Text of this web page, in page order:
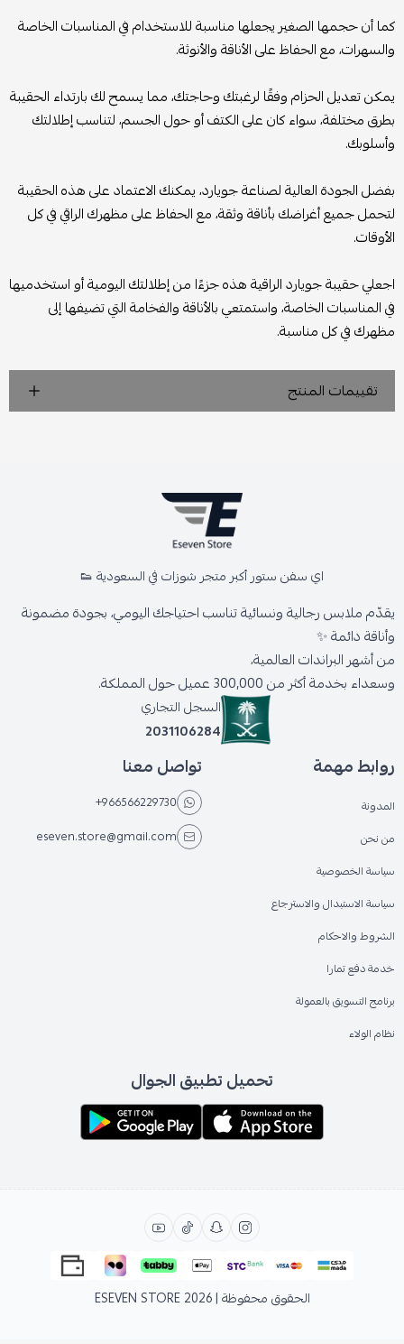
كما أن حجمها الصغير يجعلها مناسبة للاستخدام في المناسبات الخاصة
والسهرات، مع الحفاظ على الأناقة والأنوثة.
يمكن تعديل الحزام وفقًا لرغبتك وحاجتك، مما يسمح لك بارتداء الحقيبة
بطرق مختلفة، سواء كان على الكتف أو حول الجسم، لتناسب إطلالتك
وأسلوبك.
بفضل الجودة العالية لصناعة جويارد، يمكنك الاعتماد على هذه الحقيبة
لتحمل جميع أغراضك بأناقة وثقة، مع الحفاظ على مظهرك الراقي في كل
الأوقات.
اجعلي حقيبة جويارد الراقية هذه جزءًا من إطلالتك اليومية أو استخدميها
في المناسبات الخاصة، واستمتعي بالأناقة والفخامة التي تضيفها إلى
مظهرك في كل مناسبة.
تقييمات المنتج
اي سفن ستور أكبر متجر شوزات في السعودية 👟
يقدّم ملابس رجالية ونسائية تناسب احتياجك اليومي، بجودة مضمونة
وأناقة دائمة ✨
من أشهر البراندات العالمية،
وسعداء بخدمة أكثر من 300,000 عميل حول المملكة.
السجل التجاري
2031106284
روابط مهمة
المدونة
من نحن
سياسة الخصوصية
سياسة الاستبدال والاسترجاع
الشروط والاحكام
خدمة دفع تمارا
برنامج التسويق بالعمولة
نظام الولاء
تواصل معنا
+966566229730
eseven.store@gmail.com
تحميل تطبيق الجوال
الحقوق محفوظة | 2026 ESEVEN STORE